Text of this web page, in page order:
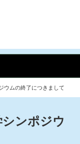
ウムの終了につきまして
ンポジウ